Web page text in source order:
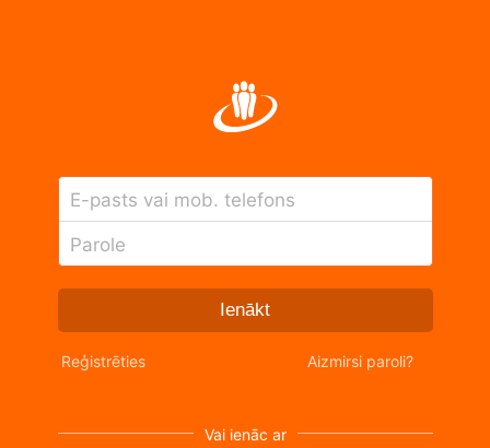
E-pasts vai mob. telefons
Parole
Ienākt
Reģistrēties Aizmirsi paroli?
Vai ienāc ar